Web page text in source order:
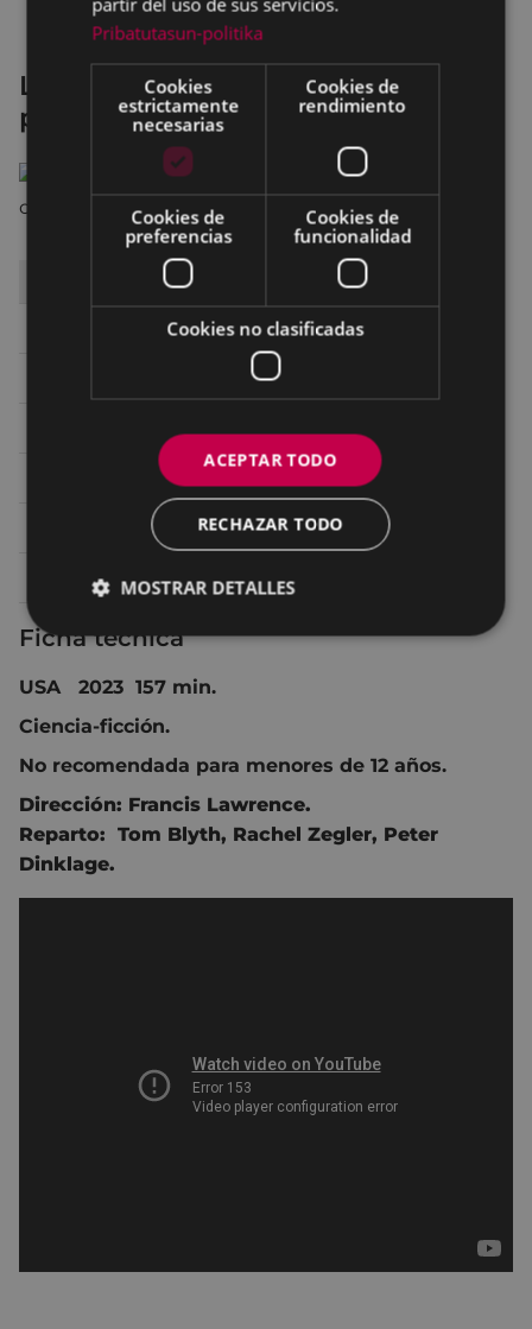
Los juegos del hambre. Balada de
pájaros cantores y serpientes
HORA
16:00 SALA 1 ARETOA
SALA 1 ARETOA
22:30 SALA 1 ARETOAs
16:30 SALA 1 ARETOA
20:00 TEATRO - ANTZOKIA
Lunes 20 19:30 TEATRO - ANTZOKIA
Ficha técnica
USA 2023 157 min.
Ciencia-ficción.
No recomendada para menores de 12 años.
Dirección: Francis Lawrence.
Reparto: Tom Blyth, Rachel Zegler, Peter
Dinklage.
Pribatutasun-politika
Cookies
estrictamente
necesarias
Cookies de
rendimiento
Cookies de
preferencias
Cookies de
funcionalidad
Cookies no clasificadas
ACEPTAR TODO
RECHAZAR TODO
MOSTRAR DETALLES